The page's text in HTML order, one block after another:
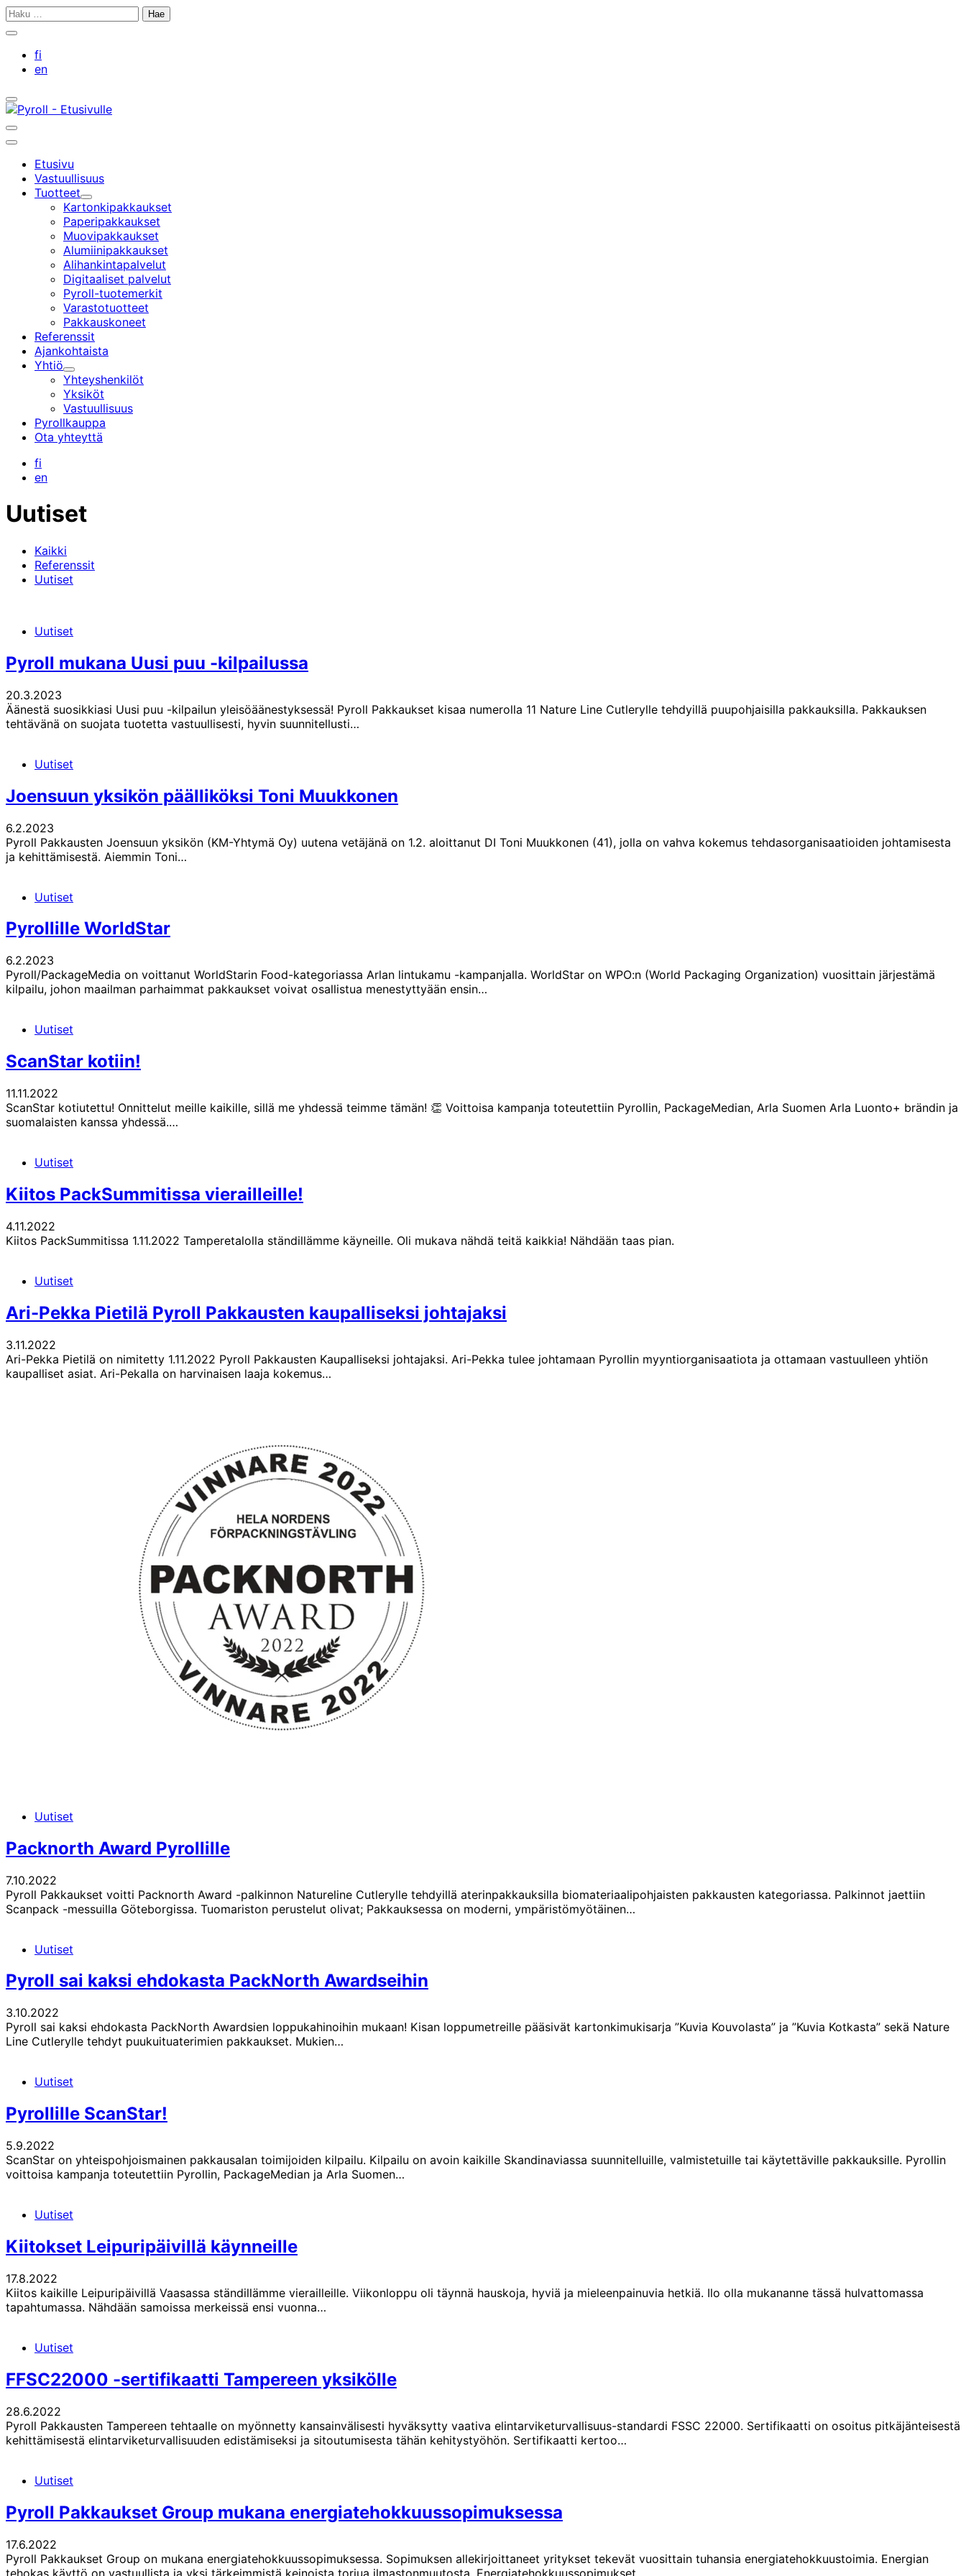
Siirry
Haku:
Sulje
hakupalkki
fi
en
Avaa/sulje
hakupalkki
Avaa/sulje
hakupalkki
Päävalikko
Etusivu
Vastuullisuus
Tuotteet
Alavalikko
Kartonkipakkaukset
Paperipakkaukset
Muovipakkaukset
Alumiinipakkaukset
Alihankintapalvelut
Digitaaliset palvelut
Pyroll-tuotemerkit
Varastotuotteet
Pakkauskoneet
Referenssit
Ajankohtaista
Yhtiö
Alavalikko
Yhteyshenkilöt
Yksiköt
Vastuullisuus
Pyrollkauppa
Ota yhteyttä
fi
en
Uutiset
Kaikki
Referenssit
Uutiset
Uutiset
Pyroll mukana Uusi puu -kilpailussa
20.3.2023
Äänestä suosikkiasi Uusi puu -kilpailun yleisöäänestyksessä! Pyroll Pakkaukset kisaa numerolla 11 Nature Line Cutlerylle tehdyillä puupohjaisilla pakkauksilla. Pakkauksen
tehtävänä on suojata tuotetta vastuullisesti, hyvin suunnitellusti…
Uutiset
Joensuun yksikön päälliköksi Toni Muukkonen
6.2.2023
Pyroll Pakkausten Joensuun yksikön (KM-Yhtymä Oy) uutena vetäjänä on 1.2. aloittanut DI Toni Muukkonen (41), jolla on vahva kokemus tehdasorganisaatioiden johtamisesta
ja kehittämisestä. Aiemmin Toni…
Uutiset
Pyrollille WorldStar
6.2.2023
Pyroll/PackageMedia on voittanut WorldStarin Food-kategoriassa Arlan lintukamu -kampanjalla. WorldStar on WPO:n (World Packaging Organization) vuosittain järjestämä
kilpailu, johon maailman parhaimmat pakkaukset voivat osallistua menestyttyään ensin…
Uutiset
ScanStar kotiin!
11.11.2022
ScanStar kotiutettu! Onnittelut meille kaikille, sillä me yhdessä teimme tämän! 👏 Voittoisa kampanja toteutettiin Pyrollin, PackageMedian, Arla Suomen Arla Luonto+ brändin ja
suomalaisten kanssa yhdessä.…
Uutiset
Kiitos PackSummitissa vierailleille!
4.11.2022
Kiitos PackSummitissa 1.11.2022 Tamperetalolla ständillämme käyneille. Oli mukava nähdä teitä kaikkia! Nähdään taas pian.
Uutiset
Ari-Pekka Pietilä Pyroll Pakkausten kaupalliseksi johtajaksi
3.11.2022
Ari-Pekka Pietilä on nimitetty 1.11.2022 Pyroll Pakkausten Kaupalliseksi johtajaksi. Ari-Pekka tulee johtamaan Pyrollin myyntiorganisaatiota ja ottamaan vastuulleen yhtiön
kaupalliset asiat. Ari-Pekalla on harvinaisen laaja kokemus…
Uutiset
Packnorth Award Pyrollille
7.10.2022
Pyroll Pakkaukset voitti Packnorth Award -palkinnon Natureline Cutlerylle tehdyillä aterinpakkauksilla biomateriaalipohjaisten pakkausten kategoriassa. Palkinnot jaettiin
Scanpack -messuilla Göteborgissa. Tuomariston perustelut olivat; Pakkauksessa on moderni, ympäristömyötäinen…
Uutiset
Pyroll sai kaksi ehdokasta PackNorth Awardseihin
3.10.2022
Pyroll sai kaksi ehdokasta PackNorth Awardsien loppukahinoihin mukaan! Kisan loppumetreille pääsivät kartonkimukisarja ”Kuvia Kouvolasta” ja ”Kuvia Kotkasta” sekä Nature
Line Cutlerylle tehdyt puukuituaterimien pakkaukset. Mukien…
Uutiset
Pyrollille ScanStar!
5.9.2022
ScanStar on yhteispohjoismainen pakkausalan toimijoiden kilpailu. Kilpailu on avoin kaikille Skandinaviassa suunnitelluille, valmistetuille tai käytettäville pakkauksille. Pyrollin
voittoisa kampanja toteutettiin Pyrollin, PackageMedian ja Arla Suomen…
Uutiset
Kiitokset Leipuripäivillä käynneille
17.8.2022
Kiitos kaikille Leipuripäivillä Vaasassa ständillämme vierailleille. Viikonloppu oli täynnä hauskoja, hyviä ja mieleenpainuvia hetkiä. Ilo olla mukananne tässä hulvattomassa
tapahtumassa. Nähdään samoissa merkeissä ensi vuonna…
Uutiset
FFSC22000 -sertifikaatti Tampereen yksikölle
28.6.2022
Pyroll Pakkausten Tampereen tehtaalle on myönnetty kansainvälisesti hyväksytty vaativa elintarviketurvallisuus-standardi FSSC 22000. Sertifikaatti on osoitus pitkäjänteisestä
kehittämisestä elintarviketurvallisuuden edistämiseksi ja sitoutumisesta tähän kehitystyöhön. Sertifikaatti kertoo…
Uutiset
Pyroll Pakkaukset Group mukana energiatehokkuussopimuksessa
17.6.2022
Pyroll Pakkaukset Group on mukana energiatehokkuussopimuksessa. Sopimuksen allekirjoittaneet yritykset tekevät vuosittain tuhansia energiatehokkuustoimia. Energian
tehokas käyttö on vastuullista ja yksi tärkeimmistä keinoista torjua ilmastonmuutosta. Energiatehokkuussopimukset…